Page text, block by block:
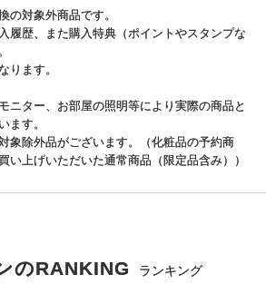
の対象外商品です。
履歴、また購入特典（ポイントやスタンプな
ります。
ニター、お部屋の照明等により実際の商品と
ます。
象除外品がございます。（化粧品の予約商
い上げいただいた通常商品（限定品含み））
のRANKING ランキング